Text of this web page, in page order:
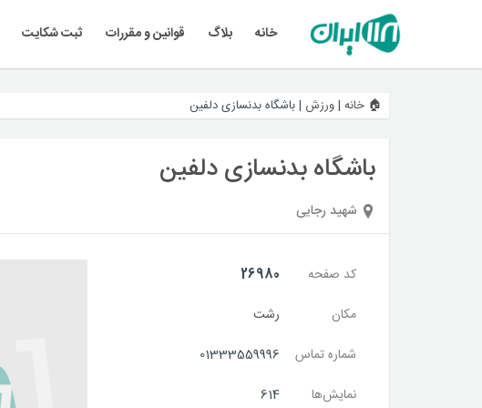
خانه بلاگ قوانین و مقررات ثبت شکایت
🏠 خانه |ورزش |باشگاه بدنسازی دلفین
باشگاه بدنسازی دلفین
شهید رجایی
کد صفحه
26980
مکان
رشت
شماره تماس
01333559996
نمایش‌ها
614